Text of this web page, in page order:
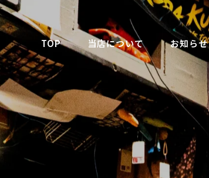
TOP 当店について お知らせ